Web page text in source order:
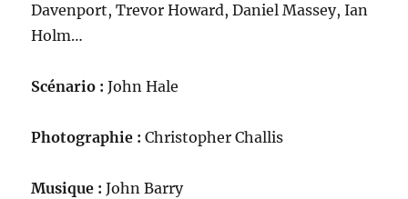
Davenport, Trevor Howard, Daniel Massey, Ian
Holm…
Scénario : John Hale
Photographie : Christopher Challis
Musique :John Barry